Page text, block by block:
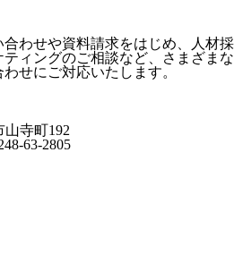
わせや資料請求をはじめ、人材採
ィングのご相談など、さまざまな
せにご対応いたします。
山寺町192
63-2805